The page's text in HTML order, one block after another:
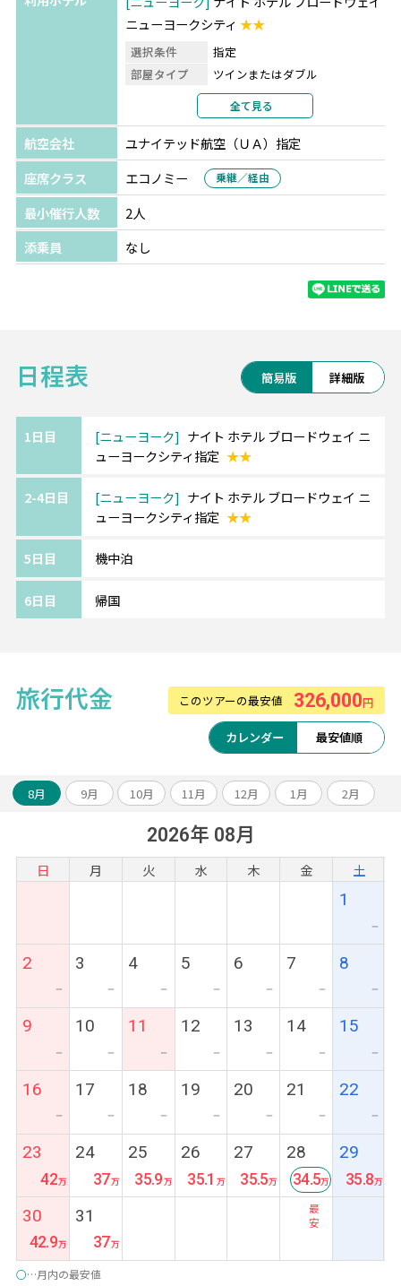
ニューヨークシティ ★★
選択条件
指定
部屋タイプ
ツインまたはダブル
2名1室利用
部屋カテゴリ
指定なし
全て見る
航空会社
ユナイテッド航空（ＵＡ）指定
座席クラス
エコノミー 乗継／経由
最小催行人数
2人
添乗員
なし
日程表 簡易版 詳細版
1日目 ニューヨーク
ナイト ホテル ブロードウェイ ニ
ューヨークシティ指定 ★★
2-4日目 ニューヨーク
ナイト ホテル ブロードウェイ ニ
ューヨークシティ指定 ★★
5日目 機中泊
6日目 帰国
旅行代金 このツアーの最安値 326,000円
カレンダー 最安値順
8月 9月 10月 11月 12月 1月 2月
2026年 08月
日 月 火 水 木 金 土
1
ー
2
ー
3
ー
4
ー
5
ー
6
ー
7
ー
8
ー
9
ー
10
ー
11
ー
12
ー
13
ー
14
ー
15
ー
16
ー
17
ー
18
ー
19
ー
20
ー
21
ー
22
ー
23
42
24
37
25
35.9
26
35.1
27
35.5
28
最
安
34.5
29
35.8
30
42.9
31
37
○…月内の最安値